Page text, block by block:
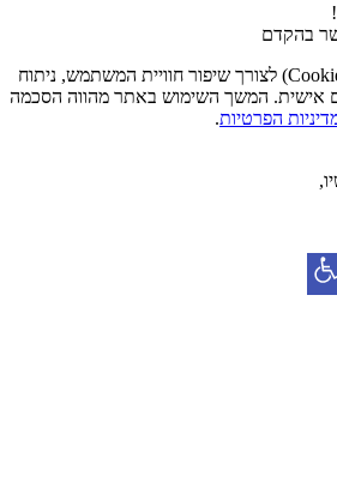
בהקדם
האתר משתמש בעוגיות (Cookies) לצורך שיפור חוויית המשתמש, ניתוח
אישית. המשך השימוש באתר מהווה הסכמה
הפרטיות.